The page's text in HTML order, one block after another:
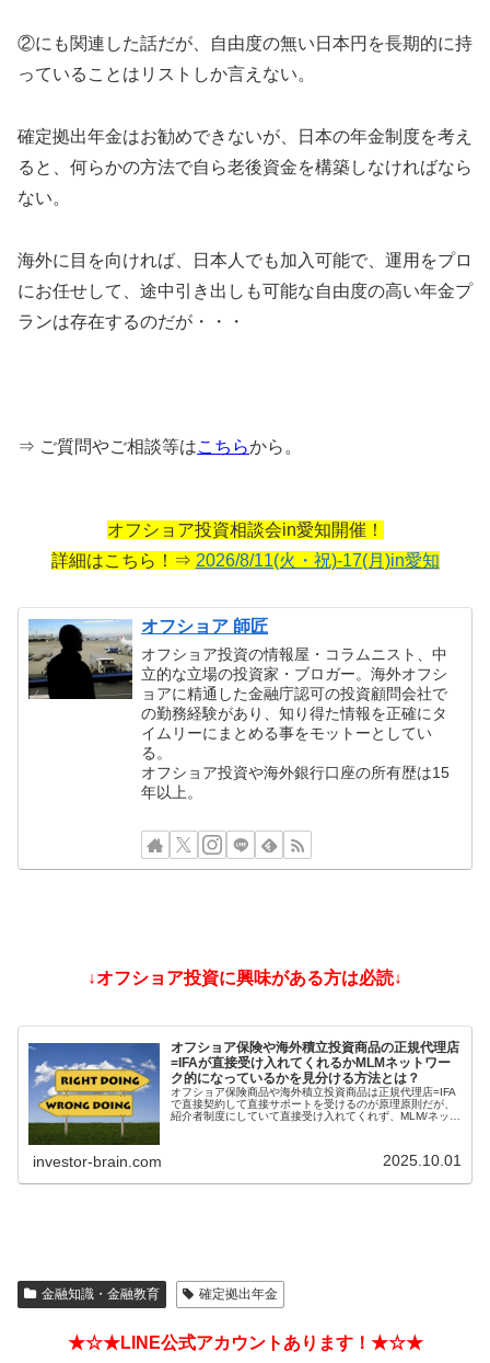
②にも関連した話だが、自由度の無い日本円を長期的に持
っていることはリストしか言えない。
確定拠出年金はお勧めできないが、日本の年金制度を考え
ると、何らかの方法で自ら老後資金を構築しなければなら
ない。
海外に目を向ければ、日本人でも加入可能で、運用をプロ
にお任せして、途中引き出しも可能な自由度の高い年金プ
ランは存在するのだが・・・
⇒ ご質問やご相談等はこちらから。
オフショア投資相談会in愛知開催！
詳細はこちら！⇒ 2026/8/11(火・祝)-17(月)in愛知
オフショア 師匠
オフショア投資の情報屋・コラムニスト、中
立的な立場の投資家・ブロガー。海外オフシ
ョアに精通した金融庁認可の投資顧問会社で
の勤務経験があり、知り得た情報を正確にタ
イムリーにまとめる事をモットーとしてい
る。
オフショア投資や海外銀行口座の所有歴は15
年以上。
↓オフショア投資に興味がある方は必読↓
オフショア保険や海外積立投資商品の正規代理店
=IFAが直接受け入れてくれるかMLMネットワー
ク的になっているかを見分ける方法とは？
オフショア保険商品や海外積立投資商品は正規代理店=IFA
で直接契約して直接サポートを受けるのが原理原則だが、
紹介者制度にしていて直接受け入れてくれず、MLM/ネット
investor-brain.com 2025.10.01
金融知識・金融教育 確定拠出年金
★☆★LINE公式アカウントあります！★☆★